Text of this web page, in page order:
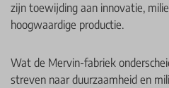
zijn toewijding aan innovatie,
hoogwaardige productie.
Wat de Mervin-fabriek
streven naar duurzaamheid en